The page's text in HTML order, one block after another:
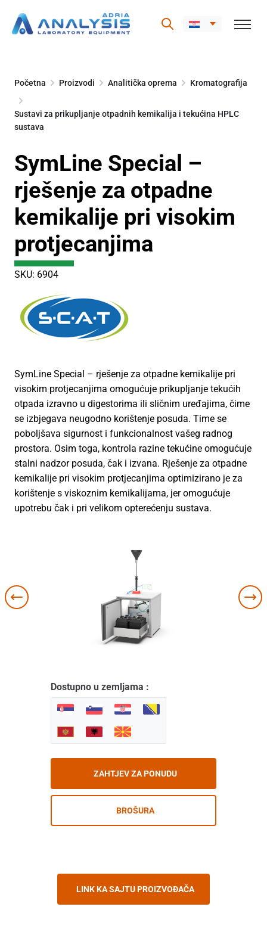
content
Početna Proizvodi Analitička oprema Kromatografija
Sustavi za prikupljanje otpadnih kemikalija i tekućina HPLC
sustava
SymLine Special –
rješenje za otpadne
kemikalije pri visokim
protjecanjima
SKU: 6904
SymLine Special – rješenje za otpadne kemikalije pri
visokim protjecanjima omogućuje prikupljanje tekućih
otpada izravno u digestorima ili sličnim uređajima, čime
se izbjegava neugodno korištenje posuda. Time se
poboljšava sigurnost i funkcionalnost vašeg radnog
prostora. Osim toga, kontrola razine tekućine omogućuje
stalni nadzor posuda, čak i izvana. Rješenje za otpadne
kemikalije pri visokim protjecanjima optimizirano je za
korištenje s viskoznim kemikalijama, jer omogućuje
upotrebu čak i pri velikom opterećenju sustava.
Dostupno u zemljama :
ZAHTJEV ZA PONUDU
BROŠURA
LINK KA SAJTU PROIZVOĐAČA